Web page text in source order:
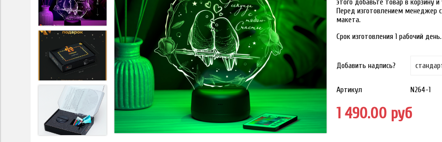
этого добавьте товар в корзину
Перед изготовлением менеджер
макета.
Срок изготовления 1 рабочий день.
Добавить надпись?
Артикул N264-1
1 490.00 руб